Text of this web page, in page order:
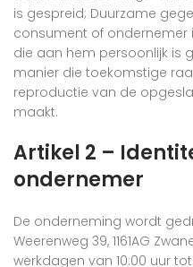
is gespreid; Duurzame
consument of
die aan hem persoonlijk is
manier die toekomstige
reproductie van de
maakt.
Artikel 2 –
ondernemer
De onderneming wordt
Weerenweg 39, 1161AG
werkdagen van 10:00 uur